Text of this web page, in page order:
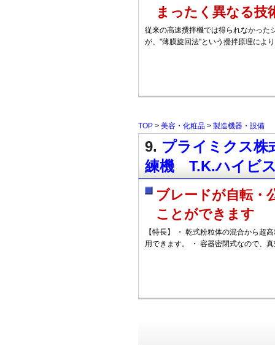
まったく異なる技
従来の高速攪拌機では得られなかった
が、"薄膜旋回法"という攪拌原理によ
TOP > 美容・化粧品 > 製造機器・設備
9. プライミクス株
練機 T.K.ハイビ
ブレードが自転・
ことができます
【特長】 ・ 乾式粉粒体の混合から超
用できます。 ・ 容器密閉式なので、